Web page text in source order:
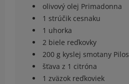
olivový olej Primadonna
1 strúčik cesnaku
1 uhorka
2 biele reďkovky
200 g kyslej smotany Pilos
šťava z 1 citróna
1 zväzok reďkoviek